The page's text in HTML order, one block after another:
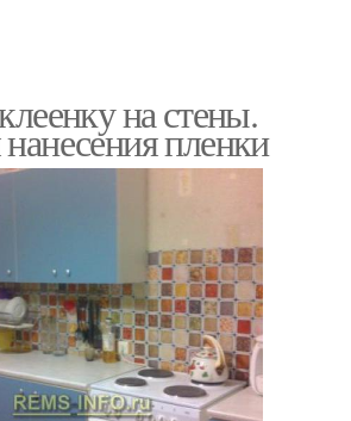
на стены.
пленки